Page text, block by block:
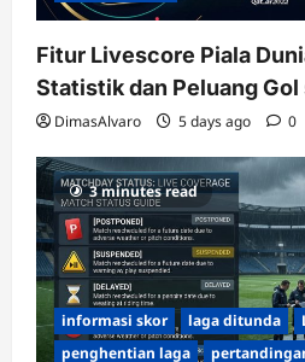
Fitur Livescore Piala
Statistik dan Peluang
DimasAlvaro 5 days ago 0
3 minutes read
informasi skor laga ditunda
penghentian laga